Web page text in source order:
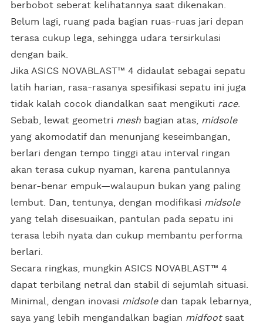
berbobot seberat kelihatannya saat dikenakan.
Belum lagi, ruang pada bagian ruas-ruas jari depan
terasa cukup lega, sehingga udara tersirkulasi
dengan baik.
Jika ASICS NOVABLAST™ 4 didaulat sebagai sepatu
latih harian, rasa-rasanya spesifikasi sepatu ini juga
tidak kalah cocok diandalkan saat mengikuti race.
Sebab, lewat geometri mesh bagian atas, midsole
yang akomodatif dan menunjang keseimbangan,
berlari dengan tempo tinggi atau interval ringan
akan terasa cukup nyaman, karena pantulannya
benar-benar empuk—walaupun bukan yang paling
lembut. Dan, tentunya, dengan modifikasi midsole
yang telah disesuaikan, pantulan pada sepatu ini
terasa lebih nyata dan cukup membantu performa
berlari.
Secara ringkas, mungkin ASICS NOVABLAST™ 4
dapat terbilang netral dan stabil di sejumlah situasi.
Minimal, dengan inovasi midsoledan tapak lebarnya,
saya yang lebih mengandalkan bagian midfootsaat